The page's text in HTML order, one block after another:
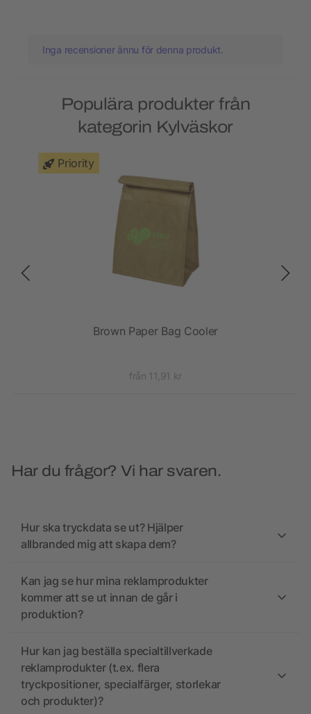
Inga recensioner ännu för denna produkt.
Populära produkter från
kategorin Kylväskor
Priority
Brown Paper Bag Cooler
från 11,91 kr
Har du frågor? Vi har svaren.
Hur ska tryckdata se ut? Hjälper
allbranded mig att skapa dem?
Kan jag se hur mina reklamprodukter
kommer att se ut innan de går i
produktion?
Hur kan jag beställa specialtillverkade
reklamprodukter (t.ex. flera
tryckpositioner, specialfärger, storlekar
och produkter)?